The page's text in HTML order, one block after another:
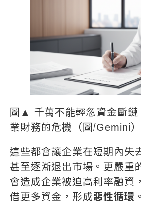
圖▲ 千萬不能輕忽資金斷鏈
業財務的危機（圖/Gemini）
這些都會讓企業在短期內失
甚至逐漸退出市場。更嚴重
會造成企業被迫高利率融資
借更多資金，形成惡性循環 。